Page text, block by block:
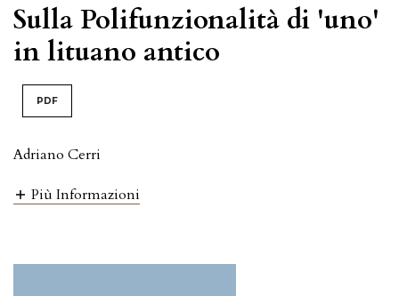
Sulla Polifunzionalità di 'uno'
in lituano antico
PDF
Adriano Cerri
Più Informazioni